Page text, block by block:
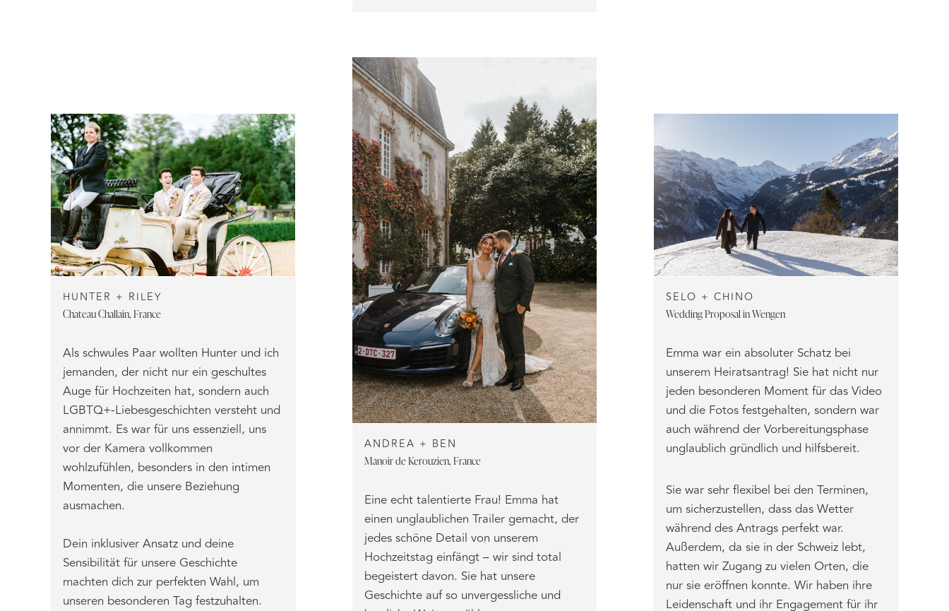
HUNTER + RILEY
Chateau Challain, France
Als schwules Paar wollten Hunter und ich
jemanden, der nicht nur ein geschultes
Auge für Hochzeiten hat, sondern auch
LGBTQ+-Liebesgeschichten versteht und
annimmt. Es war für uns essenziell, uns
vor der Kamera vollkommen
wohlzufühlen, besonders in den intimen
Momenten, die unsere Beziehung
ausmachen.
Dein inklusiver Ansatz und deine
Sensibilität für unsere Geschichte
machten dich zur perfekten Wahl, um
unseren besonderen Tag festzuhalten.
ANDREA + BEN
Manoir de Kerouzien, France
Eine echt talentierte Frau! Emma hat
einen unglaublichen Trailer gemacht, der
jedes schöne Detail von unserem
Hochzeitstag einfängt – wir sind total
begeistert davon. Sie hat unsere
Geschichte auf so unvergessliche und
SELO + CHINO
Wedding Proposal in Wengen
Emma war ein absoluter Schatz bei
unserem Heiratsantrag! Sie hat nicht nur
jeden besonderen Moment für das Video
und die Fotos festgehalten, sondern war
auch während der Vorbereitungsphase
unglaublich gründlich und hilfsbereit.
Sie war sehr flexibel bei den Terminen,
um sicherzustellen, dass das Wetter
während des Antrags perfekt war.
Außerdem, da sie in der Schweiz lebt,
hatten wir Zugang zu vielen Orten, die
nur sie eröffnen konnte. Wir haben ihre
Leidenschaft und ihr Engagement für ihr